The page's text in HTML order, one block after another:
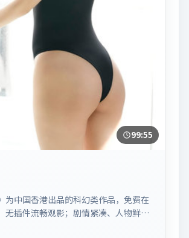
99:55
为中国香港出品的科幻类作品，免费在
无插件流畅观影；剧情紧凑、人物鲜
口气追看。